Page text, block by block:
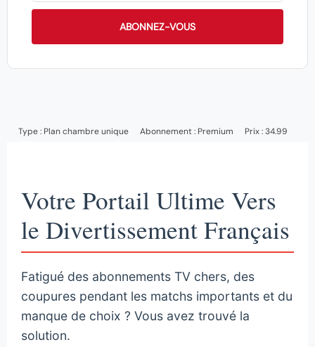
ABONNEZ-VOUS
Type : Plan chambre unique Abonnement : Premium Prix : 34.99
Votre Portail Ultime Vers
le Divertissement Français
Fatigué des abonnements TV chers, des
coupures pendant les matchs importants et du
manque de choix ? Vous avez trouvé la
solution.